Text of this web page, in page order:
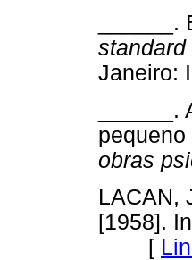
Janeiro:
obras
LACAN,
[1958].
[